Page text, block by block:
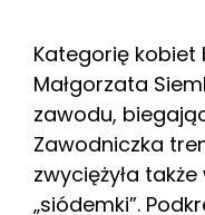
Kategorię kobiet
Małgorzata
zawodu,
Zawodniczka
zwyciężyła
„siódemki”.